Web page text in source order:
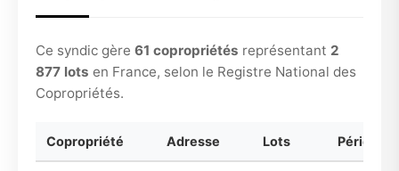
Ce syndic gère 61 copropriétés représentant 2
877 lots en France, selon le Registre National des
Copropriétés.
Copropriété Adresse Lots Période